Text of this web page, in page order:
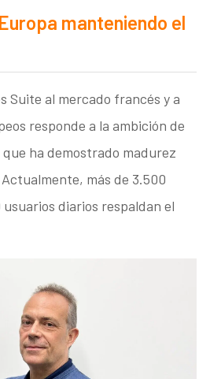
manteniendo el
Suite al mercado francés y a
responde a la ambición de
ha demostrado madurez
más de 3.500
diarios respaldan el